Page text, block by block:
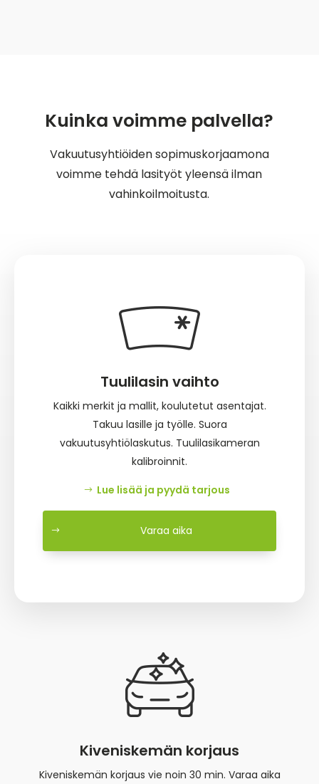
Kuinka voimme palvella?
Vakuutusyhtiöiden sopimuskorjaamona
voimme tehdä lasityöt yleensä ilman
vahinkoilmoitusta.
Tuulilasin vaihto
Kaikki merkit ja mallit, koulutetut asentajat.
Takuu lasille ja työlle. Suora
vakuutusyhtiölaskutus. Tuulilasikameran
kalibroinnit.
Lue lisää ja pyydä tarjous
Varaa aika
Kiveniskemän korjaus
Kiveniskemän korjaus vie noin 30 min. Varaa aika